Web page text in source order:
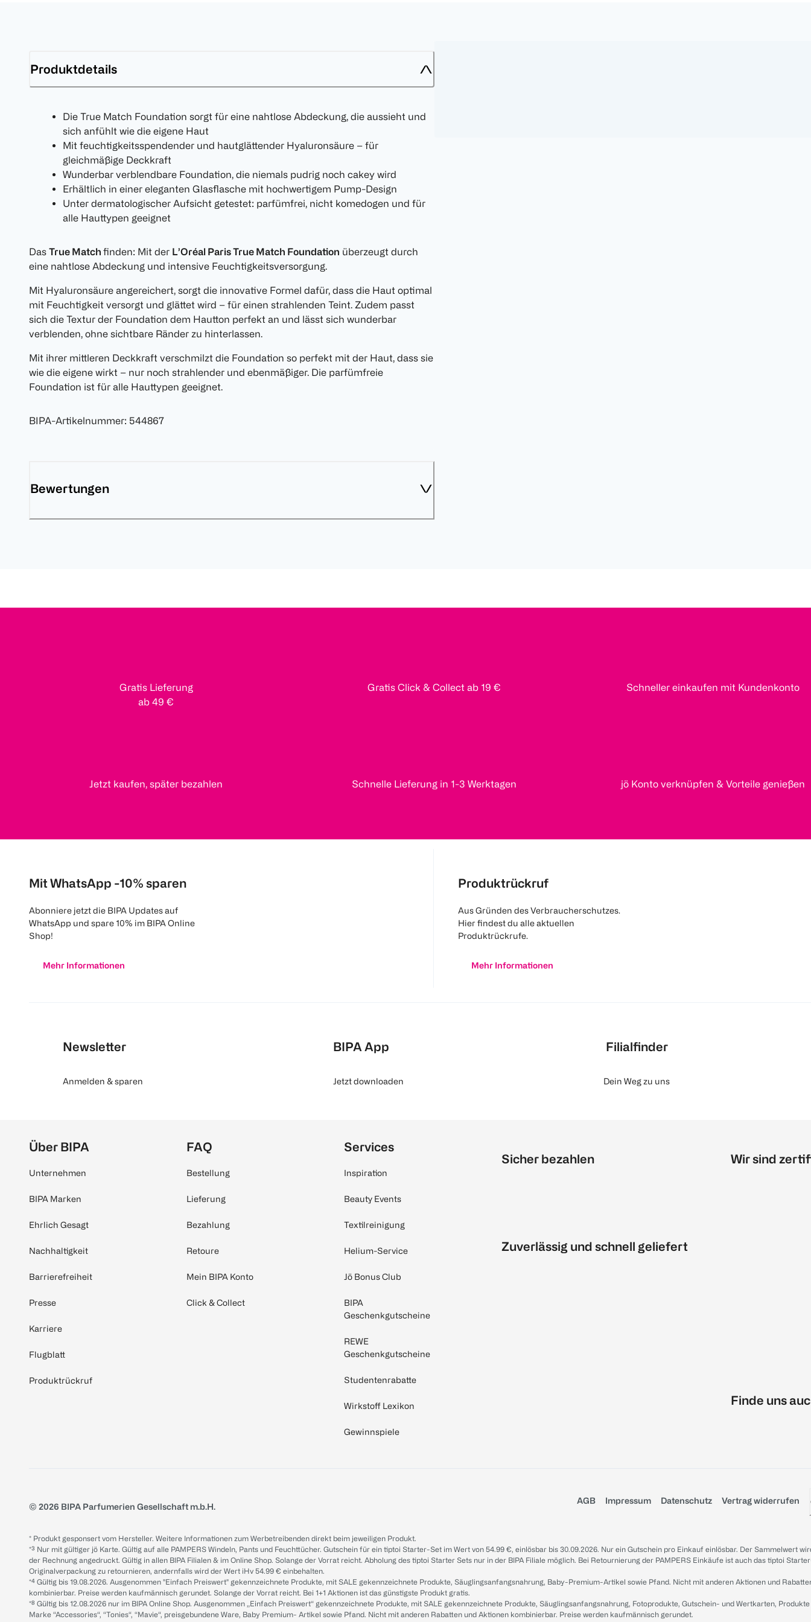
Produktdetails
Die True Match Foundation sorgt für eine nahtlose Abdeckung, die aussieht und
sich anfühlt wie die eigene Haut
Mit feuchtigkeitsspendender und hautglättender Hyaluronsäure – für
gleichmäßige Deckkraft
Wunderbar verblendbare Foundation, die niemals pudrig noch cakey wird
Erhältlich in einer eleganten Glasflasche mit hochwertigem Pump-Design
Unter dermatologischer Aufsicht getestet: parfümfrei, nicht komedogen und für
alle Hauttypen geeignet
Das True Match finden: Mit der L’Oréal Paris True Match Foundation überzeugt durch
eine nahtlose Abdeckung und intensive Feuchtigkeitsversorgung.
Mit Hyaluronsäure angereichert, sorgt die innovative Formel dafür, dass die Haut optimal
mit Feuchtigkeit versorgt und glättet wird – für einen strahlenden Teint. Zudem passt
sich die Textur der Foundation dem Hautton perfekt an und lässt sich wunderbar
verblenden, ohne sichtbare Ränder zu hinterlassen.
Mit ihrer mittleren Deckkraft verschmilzt die Foundation so perfekt mit der Haut, dass sie
wie die eigene wirkt – nur noch strahlender und ebenmäßiger. Die parfümfreie
Foundation ist für alle Hauttypen geeignet.
BIPA-Artikelnummer: 544867
Bewertungen
Gratis Lieferung
ab 49 €
Gratis Click & Collect ab 19 € Schneller einkaufen mit Kundenkonto
Jetzt kaufen, später bezahlen Schnelle Lieferung in 1-3 Werktagen jö Konto verknüpfen & Vorteile genießen
Mit WhatsApp -10% sparen
Abonniere jetzt die BIPA Updates auf
WhatsApp und spare 10% im BIPA Online
Shop!
Mehr Informationen
Produktrückruf
Aus Gründen des Verbraucherschutzes.
Hier findest du alle aktuellen
Produktrückrufe.
Mehr Informationen
Newsletter
Anmelden & sparen
BIPA App
Jetzt downloaden
Filialfinder
Dein Weg zu uns
Über BIPA
Unternehmen
BIPA Marken
Ehrlich Gesagt
Nachhaltigkeit
Barrierefreiheit
Presse
Karriere
Flugblatt
Produktrückruf
FAQ
Bestellung
Lieferung
Bezahlung
Retoure
Mein BIPA Konto
Click & Collect
Services
Inspiration
Beauty Events
Textilreinigung
Helium-Service
Jö Bonus Club
BIPA
Geschenkgutscheine
REWE
Geschenkgutscheine
Studentenrabatte
Wirkstoff Lexikon
Gewinnspiele
Sicher bezahlen
Zuverlässig und schnell geliefert
Wir sind
Finde uns
© 2026 BIPA Parfumerien Gesellschaft m.b.H.
AGB Impressum Datenschutz Vertrag widerrufen
* Produkt gesponsert vom Hersteller. Weitere Informationen zum Werbetreibenden direkt beim jeweiligen Produkt.
*³ Nur mit gültiger jö Karte. Gültig auf alle PAMPERS Windeln, Pants und Feuchttücher. Gutschein für ein tiptoi Starter-Set im Wert von 54.99 €, einlösbar bis 30.09.2026. Nur ein Gutschein pro Einkauf einlösbar. Der Sammelwert
der Rechnung angedruckt. Gültig in allen BIPA Filialen & im Online Shop. Solange der Vorrat reicht. Abholung des tiptoi Starter Sets nur in der BIPA Filiale möglich. Bei Retournierung der PAMPERS Einkäufe ist auch das tiptoi
Originalverpackung zu retournieren, andernfalls wird der Wert iHv 54.99 € einbehalten.
*⁴ Gültig bis 19.08.2026. Ausgenommen "Einfach Preiswert" gekennzeichnete Produkte, mit SALE gekennzeichnete Produkte, Säuglingsanfangsnahrung, Baby-Premium-Artikel sowie Pfand. Nicht mit anderen Aktionen und
kombinierbar. Preise werden kaufmännisch gerundet. Solange der Vorrat reicht. Bei 1+1 Aktionen ist das günstigste Produkt gratis.
*⁸ Gültig bis 12.08.2026 nur im BIPA Online Shop. Ausgenommen „Einfach Preiswert“ gekennzeichnete Produkte, mit SALE gekennzeichnete Produkte, Säuglingsanfangsnahrung, Fotoprodukte, Gutschein- und Wertkarten,
Marke “Accessories“, “Tonies“, “Mavie“, preisgebundene Ware, Baby Premium- Artikel sowie Pfand. Nicht mit anderen Rabatten und Aktionen kombinierbar. Preise werden kaufmännisch gerundet.